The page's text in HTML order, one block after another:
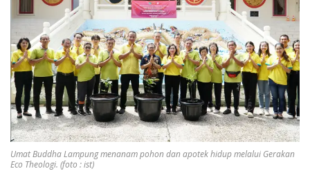
Umat Buddha Lampung menanam pohon dan apotek hidup melalui Gerakan
Eco Theologi. (foto : ist)